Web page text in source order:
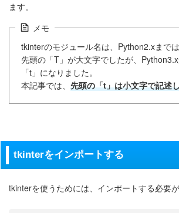
ます。
メモ
tkinterのモジュール名は、Python2.xまで
先頭の「T」が大文字でしたが、
「t」になりました。
本記事では、 先頭の「t」は小文字で記述
tkinterをインポートする
tkinterを使うためには、インポートする必要が